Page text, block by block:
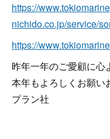
https://
nichido.co.jp/service/
https://
昨年一年のご愛顧に心
本年もよろしくお願い
プラン社